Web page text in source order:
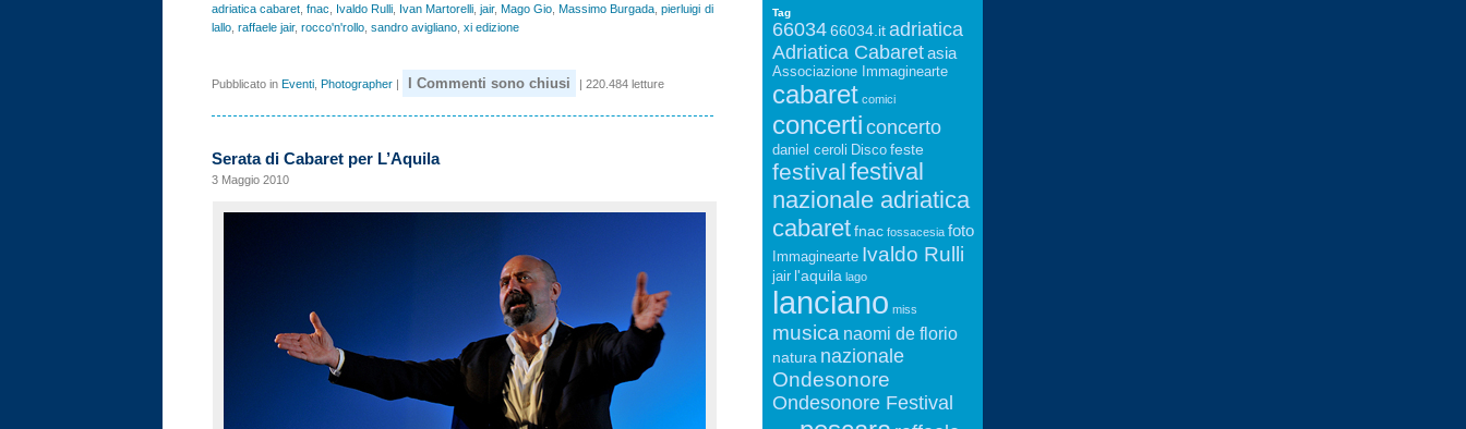
adriatica cabaret, fnac Ivaldo Rulli, Ivan Martorelli,jair,Mago Gio ,Massimo Burgada ,pierluigi di
lallo, raffaele jair, rocco'n'rollo, sandro avigliano, xi edizione
Pubblicato in Eventi, Photographer| I Commenti sono chiusi | 220.484 letture
Serata di Cabaret per L’Aquila
3 Maggio 2010
Tag
66034 66034.it adriatica
Adriatica Cabaret asia
Associazione Immaginearte
cabaret comici
concerti concerto
daniel ceroli Disco feste
festivalfestival
nazionale adriatica
cabaret fnac fossacesia foto
Immaginearte Ivaldo Rulli
jair l'aquila lago
lanciano miss
musica naomi de florio
natura nazionale
Ondesonore
Ondesonore Festival